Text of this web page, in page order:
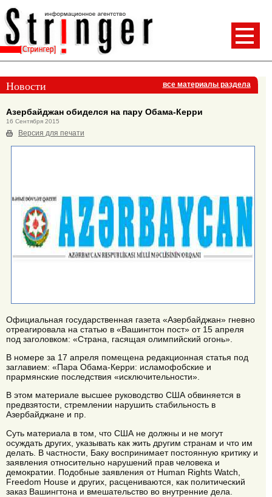
Новости все материалы раздела
Азербайджан обиделся на пару Обама-Керри
16 Сентября 2015
Версия для печати
Официальная государственная газета «Азербайджан» гневно
отреагировала на статью в «Вашингтон пост» от 15 апреля
под заголовком: «Страна, гасящая олимпийский огонь».
В номере за 17 апреля помещена редакционная статья под
заглавием: «Пара Обама-Керри: исламофобские и
прармянские последствия «исключительности».
В этом материале высшее руководство США обвиняется в
предвзятости, стремлении нарушить стабильность в
Азербайджане и пр.
Суть материала в том, что США не должны и не могут
осуждать других, указывать как жить другим странам и что им
делать. В частности, Баку воспринимает постоянную критику и
заявления относительно нарушений прав человека и
демократии. Подобные заявления от Human Rights Watch,
Freedom House и других, расцениваются, как политический
заказ Вашингтона и вмешательство во внутренние дела.